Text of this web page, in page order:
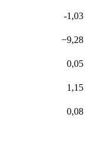
-1,03
−9,28
0,05
1,15
0,08